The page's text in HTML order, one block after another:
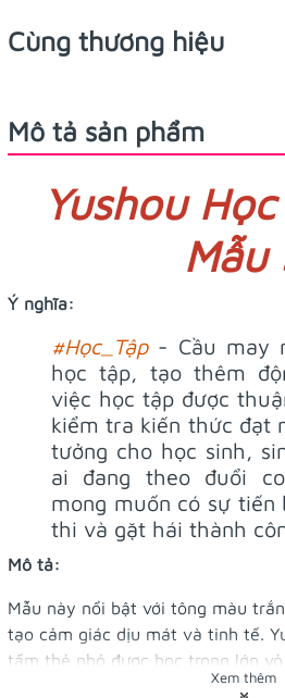
Cùng thương hiệu
Mô tả sản phẩm
Yushou
Mẫu
Ý nghĩa:
#Học_Tập- Cầu may
học tập, tạo thêm
việc học tập được
kiểm tra kiến thức đạt
tưởng cho học sinh,
ai đang theo đuổi
mong muốn có sự
thi và gặt hái thành
Mô tả:
Mẫu này nổi bật với tông màu
tạo cảm giác dịu mát và tinh tế.
tấm thẻ nhỏ được bọc trong lớp
hình ảnh một cây bút chì và các
Xem thêm